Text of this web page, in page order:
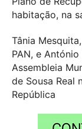
habitação, na
Tânia
PAN, e
Assembleia
de Sousa Real
República